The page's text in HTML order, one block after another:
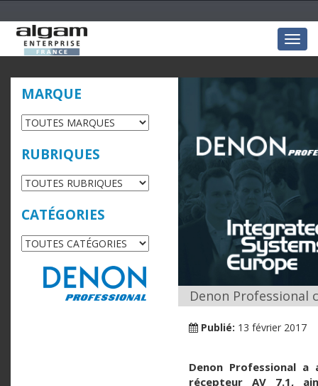
MARQUE
RUBRIQUES
CATÉGORIES
Denon
Publié: 13 février 2017
Denon Professional a
récepteur AV 7.1,